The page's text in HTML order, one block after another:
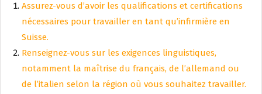
Assurez-vous d’avoir les qualifications et certifications
nécessaires pour travailler en tant qu’infirmière en
Suisse.
Renseignez-vous sur les exigences linguistiques,
notamment la maîtrise du français, de l’allemand ou
de l’italien selon la région où vous souhaitez travailler.